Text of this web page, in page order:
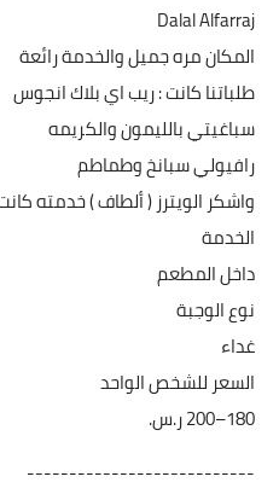
Dalal Alfarraj
المكان مره جميل والخدمة رائعة
طلباتنا كانت : ريب اي بلاك انجوس
سباغيتي بالليمون والكريمه
رافيولي سبانخ وطماطم
واشكر الويترز ( ألطاف ) خدمته
الخدمة
داخل المطعم
نوع الوجبة
غداء
السعر للشخص الواحد
---------------------------